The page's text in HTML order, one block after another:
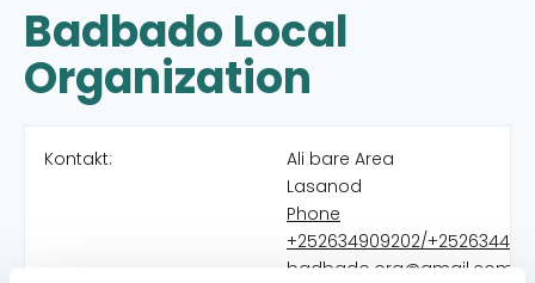
Badbado Local
Organization
Kontakt:
Ali bare Area
Lasanod
Phone
+252634909202/
badbado.org@gmail.com